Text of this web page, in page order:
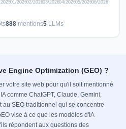
888mentions5LLMs
Engine Optimization (GEO) ?
votre site web pour qu'il soit mentionné
comme ChatGPT, Claude, Gemini,
au SEO traditionnel qui se concentre
vise à ce que les modèles d'IA
répondent aux questions des